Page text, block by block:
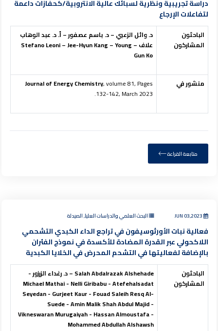
دراسة تجريبية ونظرية لسبائك عالية الانتروبية/كحفازات داعمة
لتفاعلات الإرجاع
الباحثون
المشاركون
د. وائل الزعبي – د. باسم عصفور – أ. د. عبد الوهاب
علاف –
Stefano Leoni– Jee-Hyun Kang –Young
Gun Ko
منشور في Journal of Energy Chemistry, volume 81, Pages
132-142, March 2023.
متابعة القراءة
البحث العلمي والدراسات العليا, الصيدلة
فعالية نبات الأورثوسيفون في تراجع الداء الكبدي التشحمي
اللاكحولي عبر القدرة المضادة للأكسدة في نموذج الفئران
بالإضافة لفعاليتها في التشحم المحرض في الخلايا الكبدية
الباحثون
المشاركون
Salah Abdalrazak Alshehade – د. رغداء الزرزور -
Michael Mathai - Nelli Giribabu - Atefehalsadat
Seyedan - Gurjeet Kaur - Fouad Saleih Resq Al-
Suede - Amin Malik Shah Abdul Majid -
Vikneswaran Murugaiyah - Hassan Almoustafa -
Mohammed Abdullah Alshawsh